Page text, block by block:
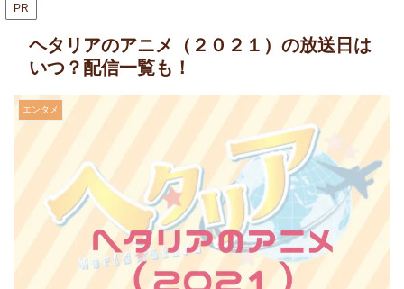
PR
ヘタリアのアニメ（２０２１）の放送日は
いつ？配信一覧も！
エンタメ